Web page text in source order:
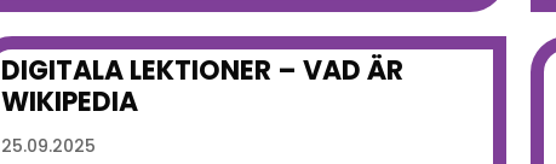
DIGITALA LEKTIONER – VAD ÄR
WIKIPEDIA
25.09.2025